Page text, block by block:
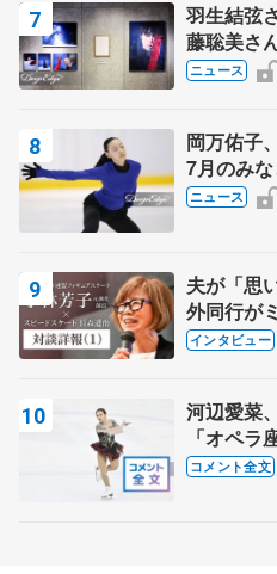
羽生結弦
藤聡美さ
んが撮影
ニュース
岡万佑子
7月のみ
で
ニュース
夫が「思
外同行が
クでは不
インタビュー
河辺愛菜
「オペラ
ー】
コメント全文